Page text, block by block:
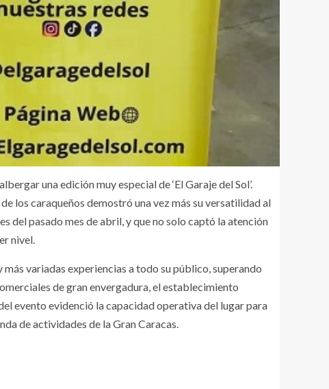
una edición muy especial de ‘El Garaje del Sol’.
los caraqueños demostró una vez más su versatilidad al
del pasado mes de abril, y que no solo captó la atención
nivel.
variadas experiencias a todo su público, superando
de gran envergadura, el establecimiento
evento evidenció la capacidad operativa del lugar para
de actividades de la Gran Caracas.